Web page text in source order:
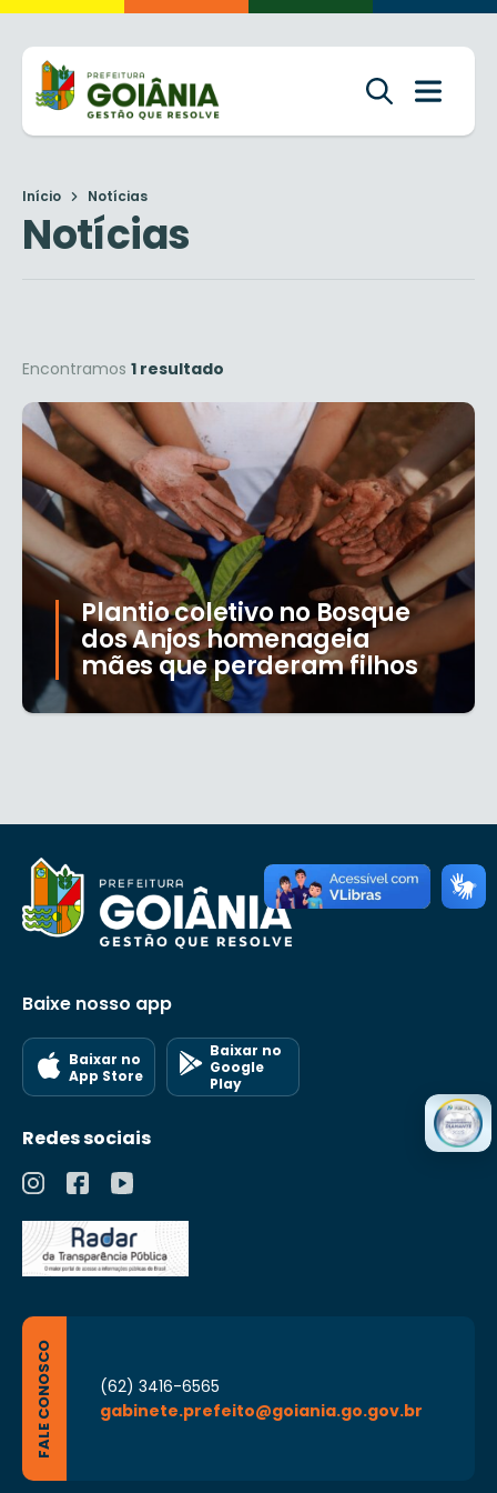
Início Notícias
Notícias
Encontramos 1 resultado
Plantio coletivo no Bosque
dos Anjos homenageia
mães que perderam filhos
Baixe nosso app
Baixar no
App Store
Baixar no
Google
Play
Redes sociais
FALE CONOSCO
(62) 3416-6565
gabinete.prefeito@goiania.go.gov.br